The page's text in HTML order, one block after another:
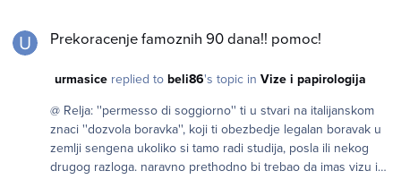
Prekoracenje famoznih 90 dana!! pomoc!
urmasicereplied to beli86's topic in Vize i papirologija
@ Relja: ''permesso di soggiorno'' ti u stvari na italijanskom
znaci ''dozvola boravka'', koji ti obezbedje legalan boravak u
zemlji sengena ukoliko si tamo radi studija, posla ili nekog
drugog razloga. naravno prethodno bi trebao da imas vizu iz